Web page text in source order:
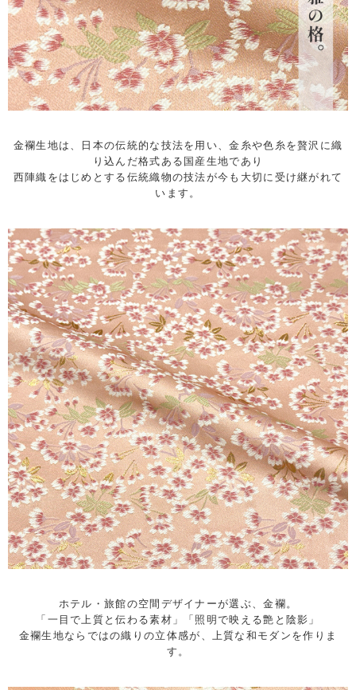
金襴生地は、日本の伝統的な技法を用い、金糸や色糸を贅沢に織
り込んだ格式ある国産生地であり
西陣織をはじめとする伝統織物の技法が今も大切に受け継がれて
います。
ホテル・旅館の空間デザイナーが選ぶ、金襴。
「一目で上質と伝わる素材」「照明で映える艶と陰影」
金襴生地ならではの織りの立体感が、上質な和モダンを作りま
す。